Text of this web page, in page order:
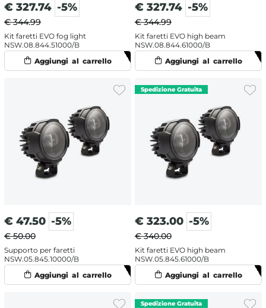
€ 327.74 -5%
€ 344.99
Kit faretti EVO fog light
NSW.08.844.51000/B
€ 327.74 -5%
€ 344.99
Kit faretti EVO high beam
NSW.08.844.61000/B
€ 47.50 -5%
€ 50.00
Supporto per faretti
NSW.05.845.10000/B
€ 323.00 -5%
€ 340.00
Kit faretti EVO high beam
NSW.05.845.61000/B